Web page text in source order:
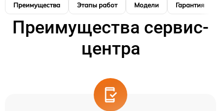
Преимущества Этапы работ Модели Гарантия
Преимущества сервис-
центра